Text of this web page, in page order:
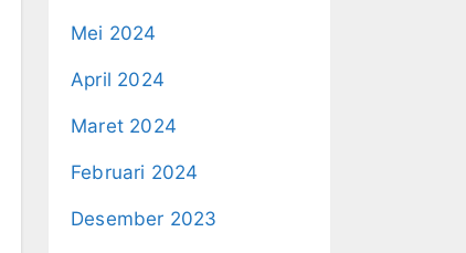
Mei 2024
April 2024
Maret 2024
Februari 2024
Desember 2023